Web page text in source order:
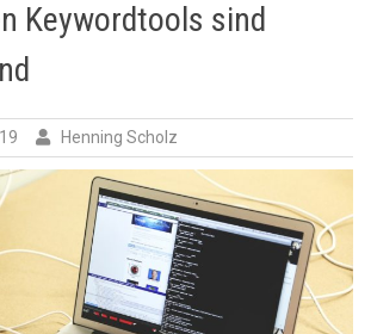
Keywordtools sind
Henning Scholz